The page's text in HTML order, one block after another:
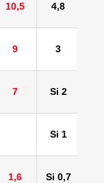
10,5 4,8
9 3
7 Si 2
Si 1
1,6 Si 0,7